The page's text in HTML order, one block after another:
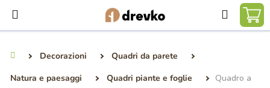
contenuto
Ricerca
Decorazioni
Quadri da parete
Natura e paesaggi
Quadri piante e foglie
Quadro a